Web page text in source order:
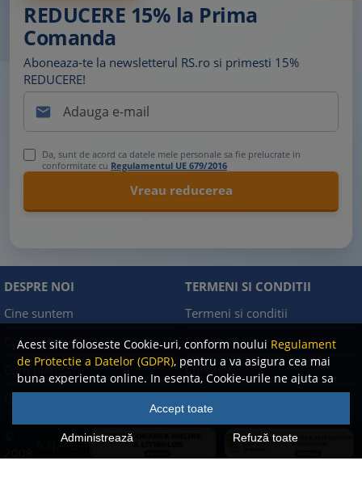
Acest site foloseste Cookie-uri, conform noului Regulament
de Protectie a Datelor (GDPR), pentru a va asigura cea mai
buna experienta online. In esenta, Cookie-urile ne ajuta sa
imbunatatim continutul de pe site, oferindu-va dvs.,
cititorul, o experienta online personalizata si mult mai
rapida. Ele sunt folosite doar de site-ul nostru si partenerii
nostri de incredere. Click
pentru detalii despre politica
de Cookie-uri.
Accept toate
Administrează Refuză toate
REDUCERE 15% la Prima
Comanda
Aboneaza-te la newsletterul RS.ro si primesti 15%
REDUCERE!

Da, sunt de acord ca datele mele personale sa fie prelucrate in
conformitate cu Regulamentul UE 679/2016
DESPRE NOI
Cine suntem
Cum comand?
Cum platesc?
TERMENI SI CONDITII
Termeni si conditii
Facebook
Contact
A.N.P.C.